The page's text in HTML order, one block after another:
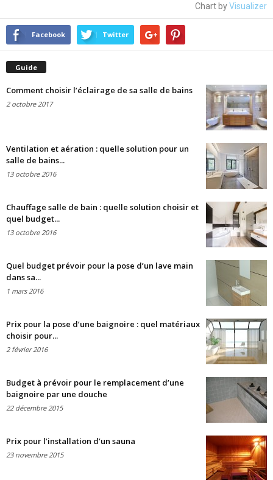
Chart byVisualizer
Facebook Twitter
Guide
Comment choisir l’éclairage de sa salle de bains
2 octobre 2017
Ventilation et aération : quelle solution pour un
salle de bains...
13 octobre 2016
Chauffage salle de bain : quelle solution choisir et
quel budget...
13 octobre 2016
Quel budget prévoir pour la pose d’un lave main
dans sa...
1 mars 2016
Prix pour la pose d’une baignoire : quel matériaux
choisir pour...
2 février 2016
Budget à prévoir pour le remplacement d’une
baignoire par une douche
22 décembre 2015
Prix pour l’installation d’un sauna
23 novembre 2015